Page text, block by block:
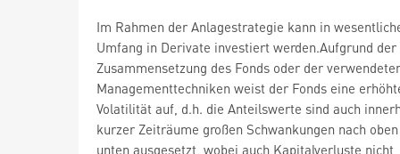
Im Rahmen der Anlagestrategie kann in
Umfang in Derivate investiert werden.Aufgrund der
Zusammensetzung des Fonds oder der
Managementtechniken weist der Fonds eine
Volatilität auf, d.h. die Anteilswerte sind auch
kurzer Zeiträume großen Schwankungen nach
unten ausgesetzt, wobei auch Kapitalverluste nicht